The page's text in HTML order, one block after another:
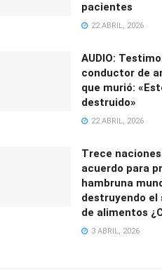
pacientes
22 ABRIL, 2026
AUDIO:
conductor de
que murió:
destruido»
22 ABRIL, 2026
Trece
acuerdo para
hambruna
destruyendo el
de alimentos
3 ABRIL, 2026